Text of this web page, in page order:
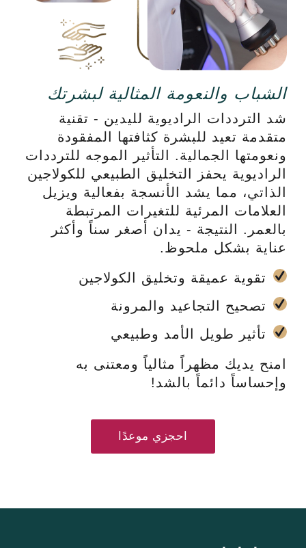
الشباب والنعومة المثالية لبشرتك
شد الترددات الراديوية لليدين - تقنية
متقدمة تعيد للبشرة كثافتها المفقودة
ونعومتها الجمالية. التأثير الموجه للترددات
الراديوية يحفز التخليق الطبيعي للكولاجين
الذاتي، مما يشد الأنسجة بفعالية ويزيل
العلامات المرئية للتغيرات المرتبطة
بالعمر. النتيجة - يدان أصغر سناً وأكثر
عناية بشكل ملحوظ.
تقوية عميقة وتخليق الكولاجين
تصحيح التجاعيد والمرونة
تأثير طويل الأمد وطبيعي
امنح يديك مظهراً مثالياً ومعتنى به
وإحساساً دائماً بالشد!
احجزي موعدًا